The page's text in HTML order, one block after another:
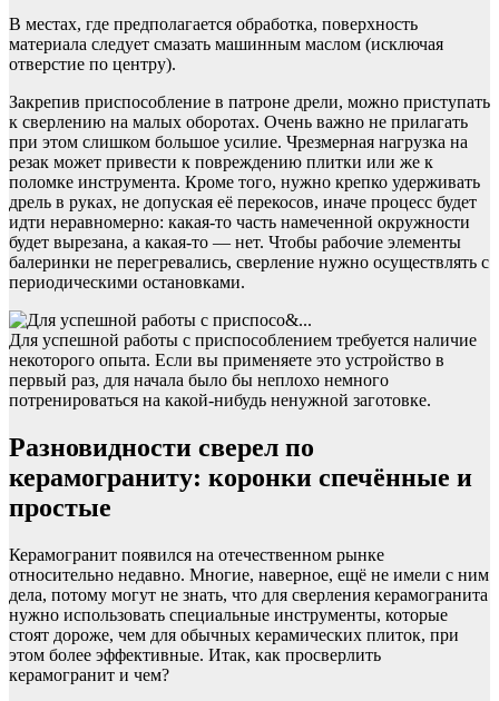
В местах, где предполагается обработка, поверхность
материала следует смазать машинным маслом (исключая
отверстие по центру).
Закрепив приспособление в патроне дрели, можно приступать
к сверлению на малых оборотах. Очень важно не прилагать
при этом слишком большое усилие. Чрезмерная нагрузка на
резак может привести к повреждению плитки или же к
поломке инструмента. Кроме того, нужно крепко удерживать
дрель в руках, не допуская её перекосов, иначе процесс будет
идти неравномерно: какая-то часть намеченной окружности
будет вырезана, а какая-то — нет. Чтобы рабочие элементы
балеринки не перегревались, сверление нужно осуществлять с
периодическими остановками.
Для успешной работы с приспособлением требуется наличие
некоторого опыта. Если вы применяете это устройство в
первый раз, для начала было бы неплохо немного
потренироваться на какой-нибудь ненужной заготовке.
Разновидности сверел по
керамограниту: коронки спечённые и
простые
Керамогранит появился на отечественном рынке
относительно недавно. Многие, наверное, ещё не имели с ним
дела, потому могут не знать, что для сверления керамогранита
нужно использовать специальные инструменты, которые
стоят дороже, чем для обычных керамических плиток, при
этом более эффективные. Итак, как просверлить
керамогранит и чем?